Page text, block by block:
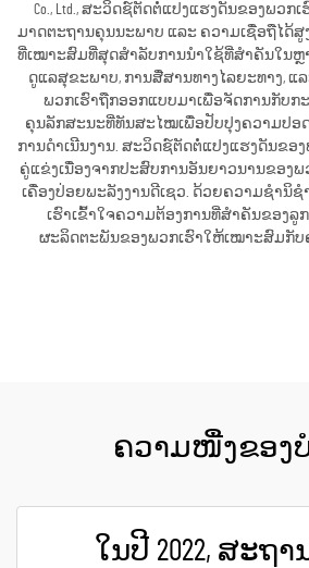
Co., Ltd., ສະວິດຊ໌ຕັດຕໍ່ແປງແຮງດັນຂອງພວກ
ມາດຕະຖານຄຸນນະພາບ ແລະ ຄວາມເຊື່ອຖືໄດ້ສູ
ທີ່ເໝາະສົມທີ່ສຸດສຳລັບການນຳໃຊ້ທີ່ສຳຄັນໃນຫຼ
ດູແລສຸຂະພາບ, ການສື່ສານທາງໄລຍະທາງ, ແ
ພວກເຮົາຖືກອອກແບບມາເພື່ອຈັດການກັບກ
ຄຸນລັກສະນະທີ່ທັນສະໄໝເພື່ອປັບປຸງຄວາມປອ
ການດຳເນີນງານ. ສະວິດຊ໌ຕັດຕໍ່ແປງແຮງດັນຂອ
ຄູ່ແຂ່ງເນື່ອງຈາກປະສົບການອັນຍາວນານຂອງ
ເຄື່ອງປ່ອຍພະລັງງານດີເຊວ. ດ້ວຍຄວາມຊຳນິຊ
ເຮົາເຂົ້າໃຈຄວາມຕ້ອງການທີ່ສຳຄັນຂອງລູ
ຜະລິດຕະພັນຂອງພວກເຮົາໃຫ້ເໝາະສົມກັບ
ຄວາມໜື່ງຂອງ
ໃນປີ 2022, ສະຖ